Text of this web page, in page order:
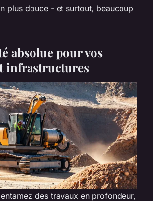
plus douce - et surtout, beaucoup
absolue pour vos
infrastructures
des travaux en profondeur,